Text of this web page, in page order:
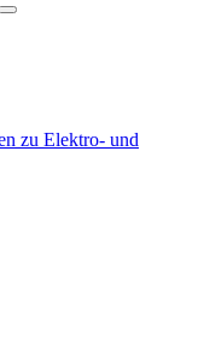
zu Elektro- und